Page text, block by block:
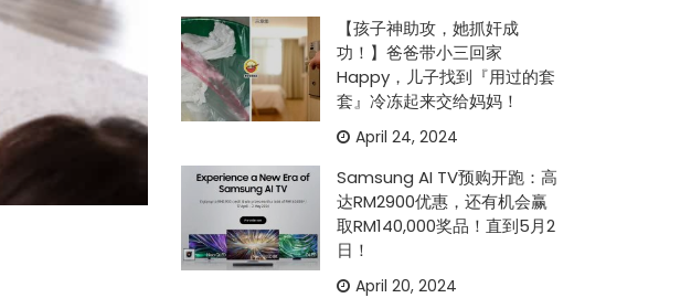
【孩子神助攻，她抓奸成
功！】爸爸带小三回家
Happy，儿子找到『用过的套
套』冷冻起来交给妈妈！
April 24, 2024
Samsung AI TV预购开跑：高
达RM2900优惠，还有机会赢
取RM140,000奖品！直到5月2
日！
April 20, 2024